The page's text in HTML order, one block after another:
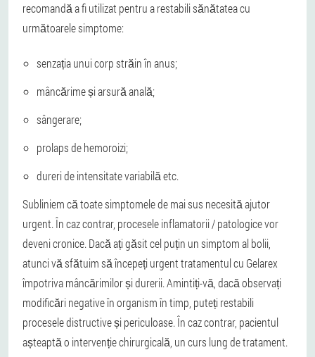
recomandă a fi utilizat pentru a restabili sănătatea cu
următoarele simptome:
senzația unui corp străin în anus;
mâncărime și arsură anală;
sângerare;
prolaps de hemoroizi;
dureri de intensitate variabilă etc.
Subliniem că toate simptomele de mai sus necesită ajutor
urgent. În caz contrar, procesele inflamatorii / patologice vor
deveni cronice. Dacă ați găsit cel puțin un simptom al bolii,
atunci vă sfătuim să începeți urgent tratamentul cu Gelarex
împotriva mâncărimilor și durerii. Amintiți-vă, dacă observați
modificări negative în organism în timp, puteți restabili
procesele distructive și periculoase. În caz contrar, pacientul
așteaptă o intervenție chirurgicală, un curs lung de tratament.